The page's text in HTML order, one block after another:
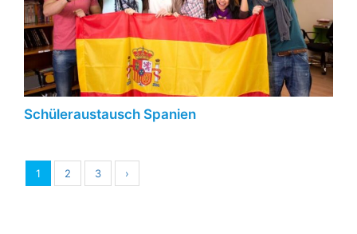
Schüleraustausch Spanien
1 2 3 ›